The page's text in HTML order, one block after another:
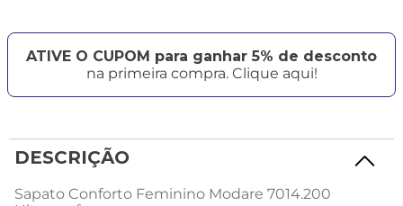
ATIVE O CUPOM para ganhar 5% de desconto
na primeira compra. Clique aqui!
DESCRIÇÃO
Sapato Conforto Feminino Modare 7014.200